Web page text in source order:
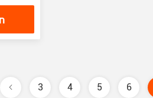
3 4 5 6